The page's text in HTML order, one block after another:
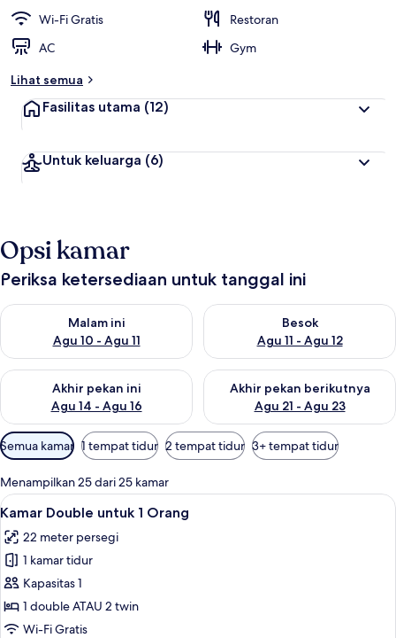
Wi-Fi Gratis
Restoran
AC
Gym
Lihat semua
Fasilitas utama (12)
Untuk keluarga (6)
Opsi kamar
Periksa ketersediaan untuk tanggal ini
Malam ini
Agu 10 - Agu 11
Periksa ketersediaan untuk malam ini Agu 10 - Agu 11
Besok
Agu 11 - Agu 12
Periksa ketersediaan untuk
Akhir pekan ini
Agu 14 - Agu 16
Periksa ketersediaan untuk akhir pekan ini Agu 14 - Agu 16
Akhir pekan berikutnya
Agu 21 - Agu 23
Periksa ketersediaan untuk
Filter
tersedia
untuk
kamar
Semua kamar 1 tempat tidur 2 tempat tidur 3+ tempat tidur
Menampilkan 25 dari 25 kamar
Lihat
semua
foto
untuk
Kamar
Double
untuk
Selimut bulu angsa, brankas, meja
12
Kamar Double untuk 1 Orang
22 meter persegi
1 kamar tidur
Kapasitas 1
1 double ATAU 2 twin
Wi-Fi Gratis